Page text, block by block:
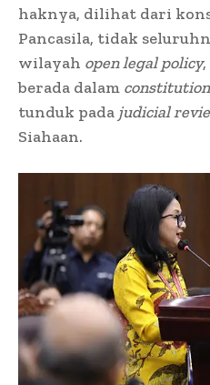
haknya, dilihat dari
Pancasila, tidak
wilayah open legal policy
berada dalam
tunduk pada judicial
Siahaan.